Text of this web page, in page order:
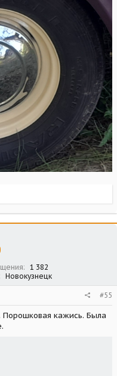
1 382
Новокузнецк
#55
кажись. Была